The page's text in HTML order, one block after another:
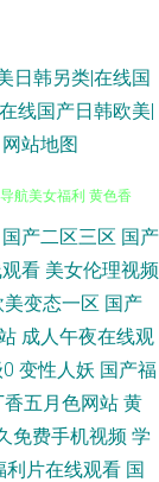
日韩另类|在线国
线国产日韩欧美|
网站地图
天天干 操女人逼三
航美女福利 黄色香
费看黄网址 欧美性
久久草爱 婷婷精
国产二区三区 国产
看 美女伦理视频
美变态一区 国产
成人午夜在线观
变性人妖 国产福
香五月色网站 黄
免费手机视频 学
利片在线观看 国